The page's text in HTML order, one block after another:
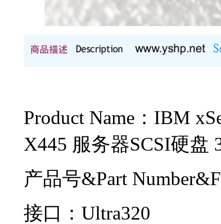
Product Name：IBM
X445 服务器SCSI硬盘
产品号&Part
接口：Ultra320